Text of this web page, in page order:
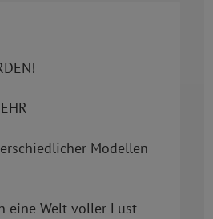
Modellen
eine Welt voller Lust